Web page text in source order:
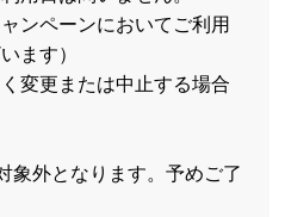
ンペーンにおいてご利用
ます）
変更または中止する場合
象外となります。予めご了